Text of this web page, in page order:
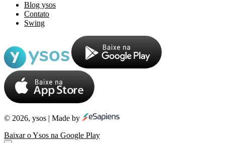
Blog ysos
Contato
Swing
© 2026, ysos | Made by
Baixar o Ysos na Google Play